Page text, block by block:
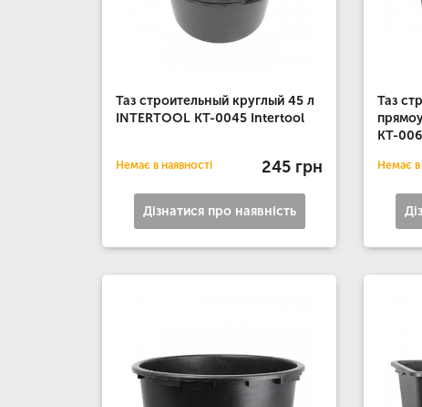
Таз строительный круглый 45 л
INTERTOOL KT-0045 Intertool
Немає в наявності 245 грн
Дізнатися про наявність
Таз
KT-
Немає в